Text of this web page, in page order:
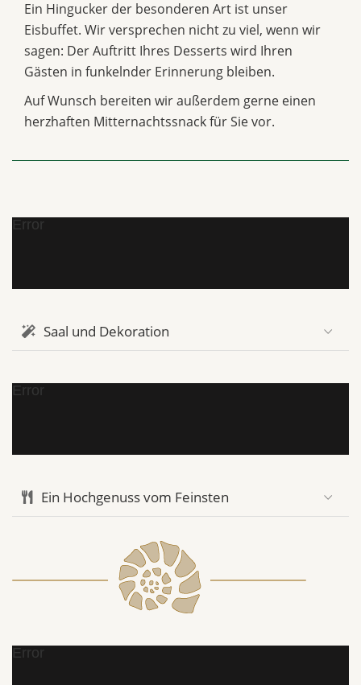
Ein Hingucker der besonderen Art ist unser
Eisbuffet. Wir versprechen nicht zu viel, wenn wir
sagen: Der Auftritt Ihres Desserts wird Ihren
Gästen in funkelnder Erinnerung bleiben.
Auf Wunsch bereiten wir außerdem gerne einen
herzhaften Mitternachtssnack für Sie vor.
Error
Saal und Dekoration
Error
Ein Hochgenuss vom Feinsten
Error